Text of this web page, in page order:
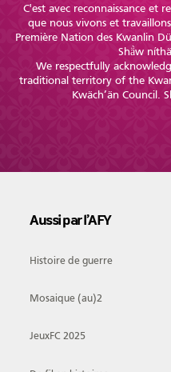
C'est avec reconnaissance et
que nous vivons et
Première Nation des Kwanlin
Shä̀w
We respectfully
traditional territory of the
Kwäch’än Council.
Aussi par l’AFY
Histoire de guerre
Mosaique (au)2
JeuxFC 2025